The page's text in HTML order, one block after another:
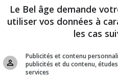
de-Beaupré
Le Bel âge demande
utiliser vos données à
les cas
Publicités et contenu
publicités et du contenu,
services